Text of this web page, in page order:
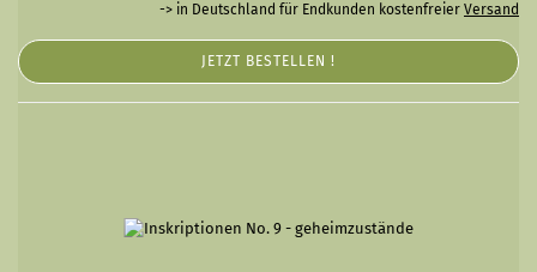
-> in Deutschland für Endkunden kostenfreier Versand
JETZT BESTELLEN !